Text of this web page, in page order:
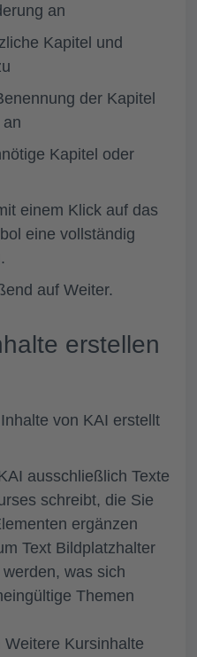
an
Kapitel und
der Kapitel
Kapitel oder
einem Klick auf das
eine vollständig
auf Weiter.
erstellen
von KAI erstellt
ausschließlich Texte
schreibt, die Sie
ergänzen
Text Bildplatzhalter
was sich
Themen
Weitere Kursinhalte